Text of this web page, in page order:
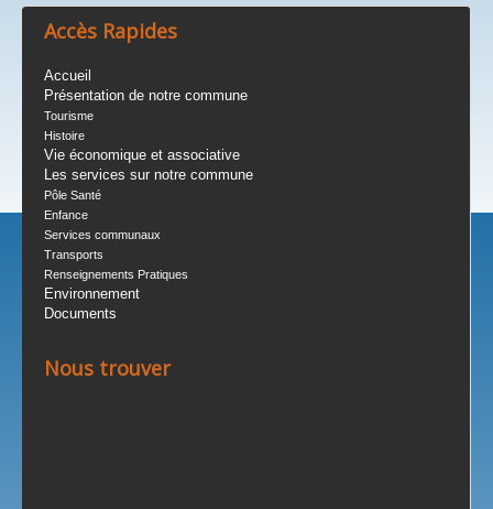
Accès Rapides
Accueil
Présentation de notre commune
Tourisme
Histoire
Vie économique et associative
Les services sur notre commune
Pôle Santé
Enfance
Services communaux
Transports
Renseignements Pratiques
Environnement
Documents
Nous trouver